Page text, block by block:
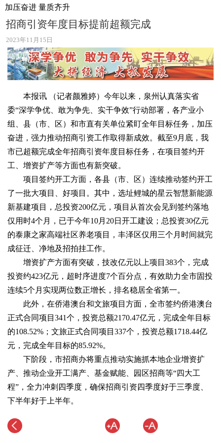
加压奋进 量质齐升
招商引资年度目标提前超额完成
2023年11月15日
本报讯 （记者颜雅婷）今年以来，泉州认真落实省
委“深学争优、敢为争先、实干争效”行动部署，各产业小
组、县（市、区）和市直有关单位紧盯全年目标任务，加压
奋进，强力推动招商引资工作取得新成效。截至9月底，我
市已超额完成全年招商引资年度目标任务，在项目签约开
工、增资扩产等方面也有新突破。
项目签约开工方面，各县（市、区）连续推动签约开工
了一批大项目、好项目。其中，选址鲤城的星云智慧新能源
新基建项目，总投资200亿元，项目从首次会见到签约落地
仅用时4个月，已于今年10月20日开工建设；总投资30亿元
的泰康之家高端社区养老项目，丰泽区仅用三个月时间就完
成征迁、净地及招拍挂工作。
增资扩产方面有突破，技改亿元以上项目383个，完成
投资约423亿元，超时序进度7个百分点，有效助力全市固投
连续5个月实现两位数正增长，排名稳居全省第一。
此外，在侨港澳台和文旅项目方面，全市签约侨港澳台
正式合同项目341个，投资总额2170.47亿元，完成全年目标
的108.52%；文旅正式合同项目337个，投资总额1718.44亿
元，完成全年目标的85.92%。
下阶段，市招商办将重点推动实施抓本地企业增资扩
产、推动企业开工满产、基金赋能、园区招商等“四大工
程”，全力冲刺四季度，确保招商引资四季度好于三季度、
下半年好于上半年。